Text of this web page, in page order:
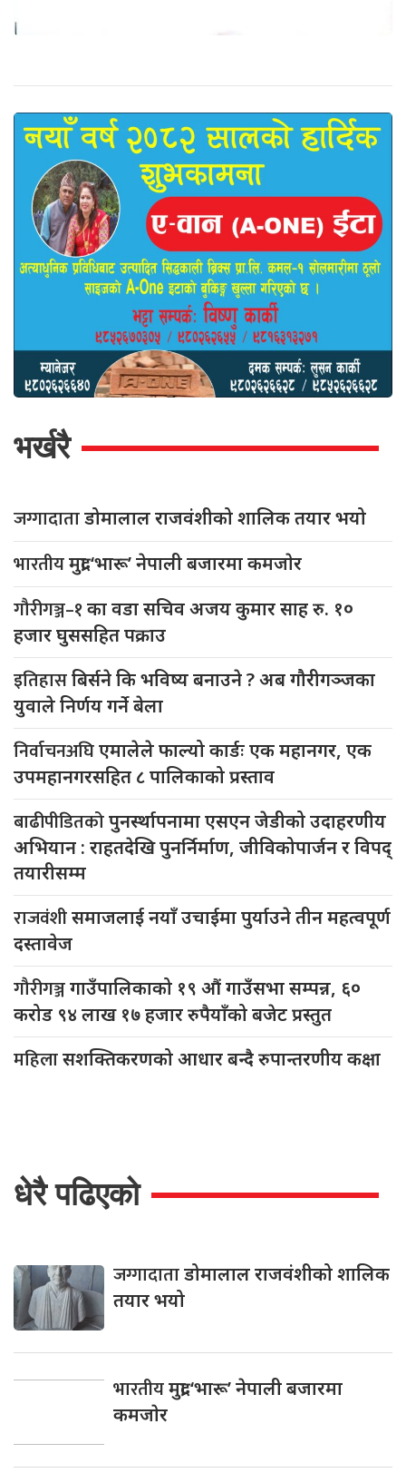
भर्खरै
जग्गादाताडोमालाल राजवंशीको शालिक तयार भयो
भारतीयमुद्रा ‘भारू’ नेपाली बजारमा कमजाेर
गौरीगञ्ज–१का वडा सचिव अजय कुमार साह रु. १०
हजार घुससहित पक्राउ
इतिहासबिर्सने कि भविष्य बनाउने ? अब गौरीगञ्जका
युवाले निर्णय गर्ने बेला
निर्वाचनअघिएमालेले फाल्यो कार्डः एक महानगर, एक
उपमहानगरसहित ८ पालिकाको प्रस्ताव
बाढीपीडितकोपुनर्स्थापनामा एसएन जेडीको उदाहरणीय
अभियान : राहतदेखि पुनर्निर्माण, जीविकोपार्जन र विपद्
तयारीसम्म
राजवंशीसमाजलाई नयाँ उचाईमा पुर्याउने तीन महत्वपूर्ण
दस्तावेज
गौरीगञ्जगाउँपालिकाको १९ औं गाउँसभा सम्पन्न, ६०
करोड ९४ लाख १७ हजार रुपैयाँको बजेट प्रस्तुत
महिलासशक्तिकरणको आधार बन्दै रुपान्तरणीय कक्षा
धेरै पढिएको
जग्गादाताडोमालाल राजवंशीको शालिक
तयार भयो
भारतीयमुद्रा ‘भारू’ नेपाली बजारमा
कमजाेर